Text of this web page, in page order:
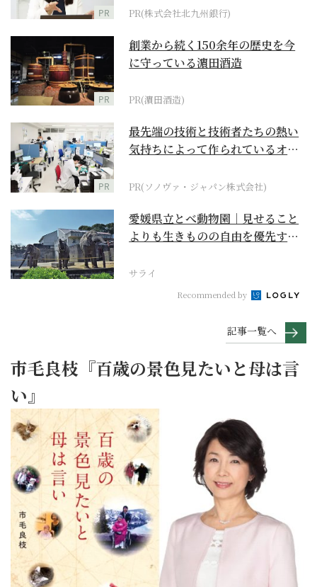
PR PR(株式会社北九州銀行)
PR
創業から続く150余年の歴史を今
に守っている濵田酒造
PR(濵田酒造)
PR
最先端の技術と技術者たちの熱い
気持ちによって作られているオー
PR(ソノヴァ・ジャパン株式会社)
愛媛県立とべ動物園｜見せること
よりも生きものの自由を優先する
サライ
Recommended by
記事一覧へ
市毛良枝『百歳の景色見たいと母は言
い』